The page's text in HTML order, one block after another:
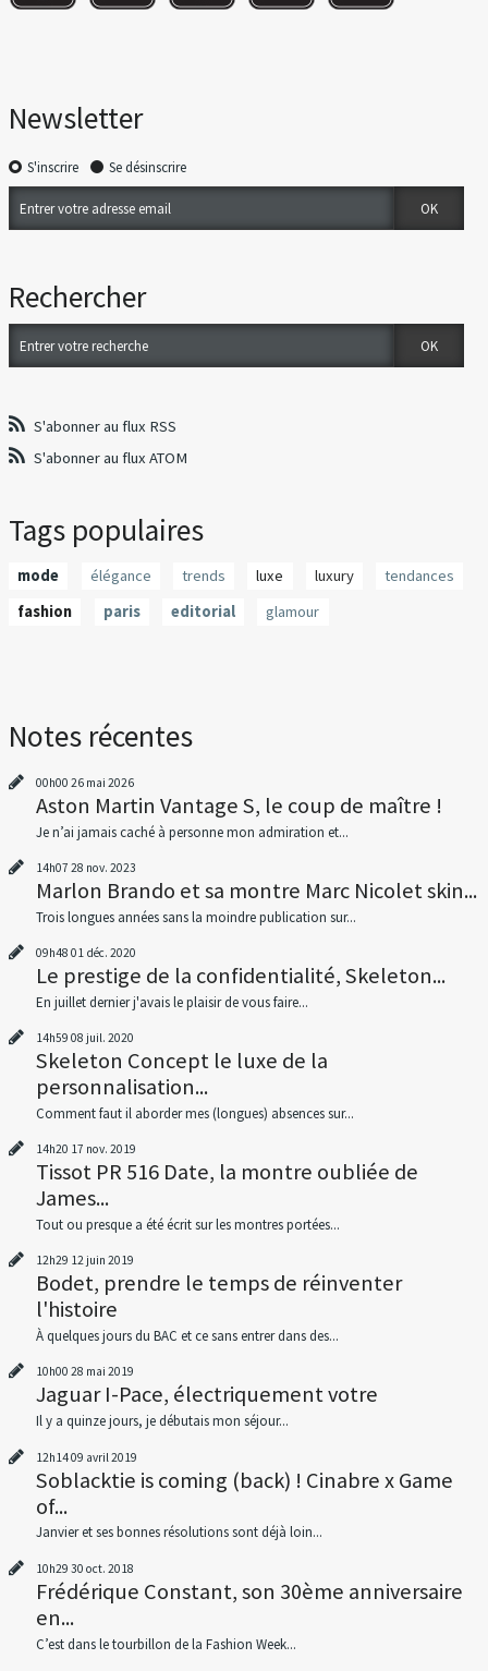
Newsletter
S'inscrire Se désinscrire
Rechercher
S'abonner au flux RSS
S'abonner au flux ATOM
Tags populaires
mode élégance trends luxe luxury
tendances
fashion
paris editorial glamour
Notes récentes
00h00 26 mai 2026
Aston Martin Vantage S, le coup de maître !
Je n’ai jamais caché à personne mon admiration et...
14h07 28 nov. 2023
Marlon Brando et sa montre Marc Nicolet skin...
Trois longues années sans la moindre publication sur...
09h48 01 déc. 2020
Le prestige de la confidentialité, Skeleton...
En juillet dernier j'avais le plaisir de vous faire...
14h59 08 juil. 2020
Skeleton Concept le luxe de la
personnalisation...
Comment faut il aborder mes (longues) absences sur...
14h20 17 nov. 2019
Tissot PR 516 Date, la montre oubliée de
James...
Tout ou presque a été écrit sur les montres portées...
12h29 12 juin 2019
Bodet, prendre le temps de réinventer
l'histoire
À quelques jours du BAC et ce sans entrer dans des...
10h00 28 mai 2019
Jaguar I-Pace, électriquement votre
Il y a quinze jours, je débutais mon séjour...
12h1409 avril 2019
Soblacktie is coming (back) ! Cinabre x Game
of...
Janvier et ses bonnes résolutions sont déjà loin...
10h29 30 oct. 2018
Frédérique Constant, son 30ème anniversaire
en...
C’est dans le tourbillon de la Fashion Week...